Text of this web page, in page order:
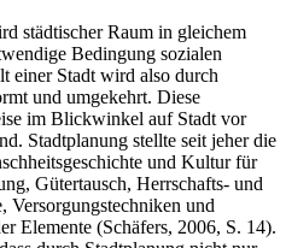
städtischer Raum in gleichem
Bedingung sozialen
einer Stadt wird also durch
und umgekehrt. Diese
im Blickwinkel auf Stadt vor
Stadtplanung stellte seit jeher die
und Kultur für
Gütertausch, Herrschafts- und
Versorgungstechniken und
Elemente (Schäfers, 2006, S. 14).